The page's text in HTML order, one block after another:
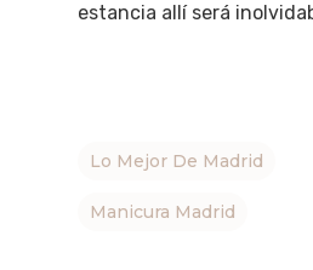
estancia allí será
Lo Mejor De Madrid
Manicura Madrid